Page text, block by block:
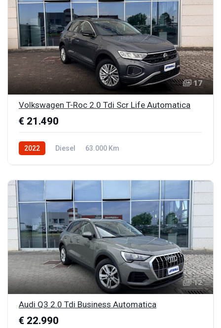
17
Volkswagen T-Roc 2.0 Tdi Scr Life Automatica
€ 21.490
2022 Diesel 63.000 Km
12
Audi Q3 2.0 Tdi Business Automatica
€ 22.990